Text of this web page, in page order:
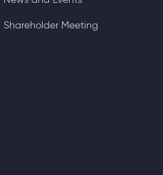
Shareholder Meeting